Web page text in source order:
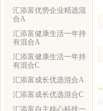
汇添富优势企业精选混
合A
汇添富健康生活一年持
有混合A
汇添富健康生活一年持
有混合C
汇添富成长优选混合A
汇添富成长优选混合C
汇添富自主核心科技一